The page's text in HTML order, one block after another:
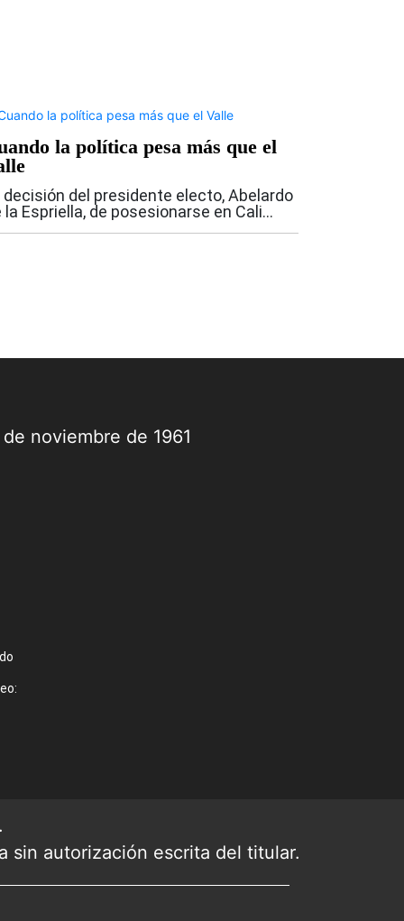
la política pesa más que el
decisión del presidente electo, Abelardo
la Espriella, de posesionarse en Cali
noviembre de 1961
sin autorización escrita del titular.